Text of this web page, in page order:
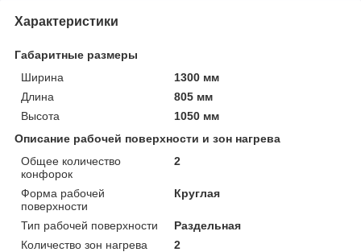
Характеристики
Габаритные размеры
Ширина
1300 мм
Длина
805 мм
Высота
1050 мм
Описание рабочей поверхности и зон нагрева
Общее количество
конфорок
2
Форма рабочей
поверхности
Круглая
Тип рабочей поверхности
Раздельная
Количество зон нагрева
2